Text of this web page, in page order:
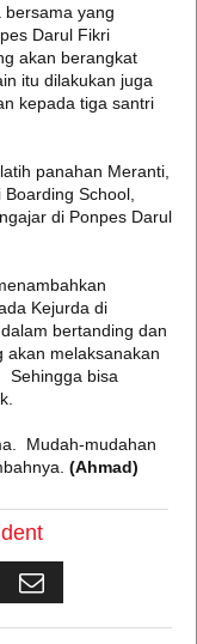
bersama yang
Darul Fikri
akan berangkat
itu dilakukan juga
kepada tiga santri
panahan Meranti,
School,
di Ponpes Darul
Kejurda di
bertanding dan
akan melaksanakan
Sehingga bisa
Mudah-mudahan
(Ahmad)